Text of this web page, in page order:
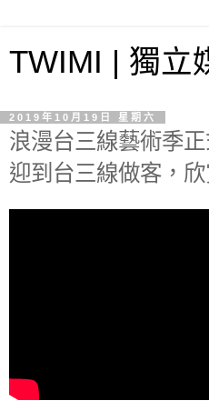
TWIMI | 獨立
2019年10月19日 星期六
浪漫台三線藝術季
迎到台三線做客，